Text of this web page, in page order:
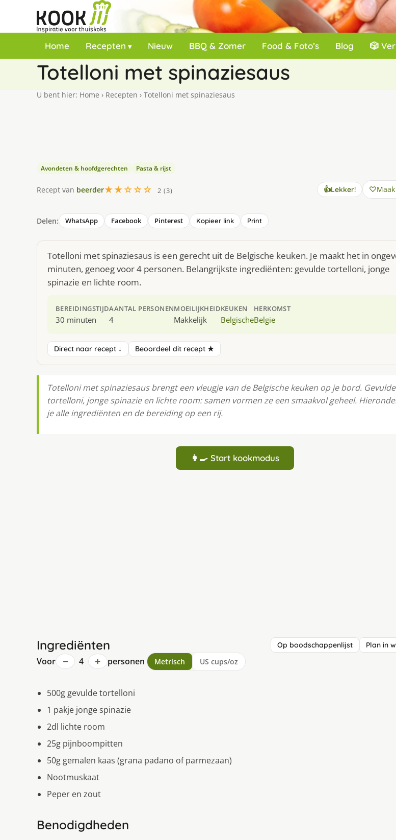
Home Recepten Nieuw BBQ & Zomer Food & Foto’s Blog 🎲
Totelloni met spinaziesaus
U bent hier: Home › Recepten › Totelloni met spinaziesaus
Avondeten & hoofdgerechten Pasta & rijst
Recept van beerder★★☆☆☆ 2 (3) 👍Lekker!
Delen: WhatsApp Facebook Pinterest Kopieer link Print
Totelloni met spinaziesaus is een gerecht uit de Belgische keuken. Je maakt het in
minuten, genoeg voor 4 personen. Belangrijkste ingrediënten: gevulde tortelloni, jonge
spinazie en lichte room.
BEREIDINGSTIJD
30 minuten
AANTAL PERSONEN
4
MOEILIJKHEID
Makkelijk
KEUKEN
Belgische
HERKOMST
Belgie
Direct naar recept ↓ Beoordeel dit recept ★
Totelloni met spinaziesaus brengt een vleugje van de Belgische keuken op je bord. Gevulde
tortelloni, jonge spinazie en lichte room: samen vormen ze een smaakvol geheel.
je alle ingrediënten en de bereiding op een rij.
👩‍🍳 Start kookmodus
Ingrediënten Op boodschappenlijst Plan in
Voor − 4 + personen Metrisch US cups/oz
500g gevulde tortelloni
1 pakje jonge spinazie
2dl lichte room
25g pijnboompitten
50g gemalen kaas (grana padano of parmezaan)
Nootmuskaat
Peper en zout
Benodigdheden